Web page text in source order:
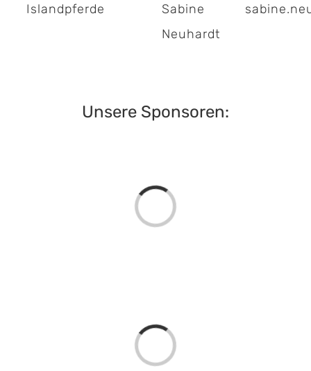
Islandpferde
Sabine
Neuhardt
Unsere Sponsoren:
Loading...
Loading...
Geschäftsstelle Pferdesportverband Saar e.V.
Hermann-Neuberger-Sportschule 7